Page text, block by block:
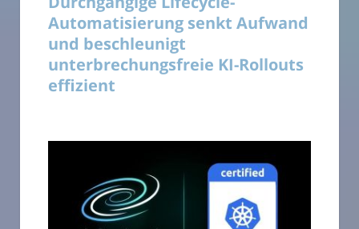
Automatisierung senkt Aufwand
und beschleunigt
unterbrechungsfreie KI-Rollouts
effizient